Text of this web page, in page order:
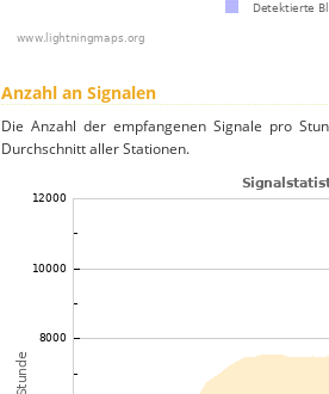
Anzahl an Signalen
Die Anzahl der empfangenen Signale pro
Durchschnitt aller Stationen.